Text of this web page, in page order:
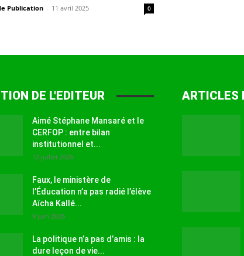
Publication - 11 avril 2025 0
DE L'EDITEUR
Aimé Stéphane Mansaré et le
CERFOP : entre bilan
institutionnel et...
12 juillet 2026
Faux, le ministère de
l’Éducation n’a pas radié l’élève
Aïcha Kallé...
9 juin 2026
La politique n’a pas d’amis : la
dure leçon de vie...
ARTICLES